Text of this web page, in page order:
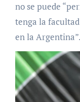
no se puede
tenga la
en la Argentina”.